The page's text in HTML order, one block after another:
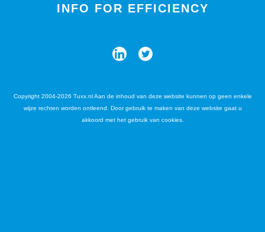
INFO FOR EFFICIENCY
Copyright 2004-2026 Tuxx.nl Aan de inhoud van deze website kunnen op geen enkele
wijze rechten worden ontleend. Door gebruik te maken van deze website gaat u
akkoord met het gebruik van cookies.